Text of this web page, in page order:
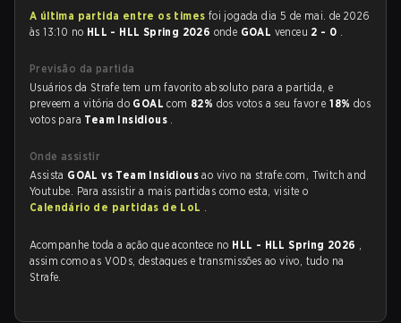
A última partida entre os times foi jogada dia 5 de mai. de 2026
às 13:10 no HLL - HLL Spring 2026 onde GOAL venceu 2 - 0 .
Previsão da partida
Usuários da Strafe tem um favorito absoluto para a partida, e
preveem a vitória do GOALcom 82% dos votos a seu favor e18% dos
votos para Team Insidious .
Onde assistir
Assista GOAL vs Team Insidiousao vivo na strafe.com, Twitch and
Youtube. Para assistir a mais partidas como esta, visite o
Calendário de partidas de LoL .
Acompanhe toda a ação que acontece no HLL - HLL Spring 2026 ,
assim como as VODs, destaques e transmissões ao vivo, tudo na
Strafe.